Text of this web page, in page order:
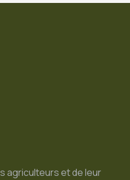
agriculteurs et de leur